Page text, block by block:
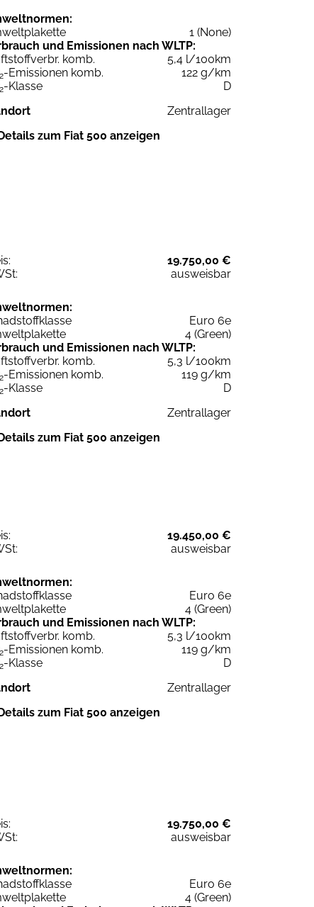
1 (None)
und Emissionen nach WLTP:
komb.
5,4 l/100km
2-Emissionen komb.
122 g/km
2-Klasse
D
Zentrallager
zum Fiat 500 anzeigen
19.750,00 €
ausweisbar
Euro 6e
4 (Green)
und Emissionen nach WLTP:
komb.
5,3 l/100km
2-Emissionen komb.
119 g/km
2-Klasse
D
Zentrallager
zum Fiat 500 anzeigen
19.450,00 €
ausweisbar
Euro 6e
4 (Green)
und Emissionen nach WLTP:
komb.
5,3 l/100km
2-Emissionen komb.
119 g/km
2-Klasse
D
Zentrallager
zum Fiat 500 anzeigen
19.750,00 €
ausweisbar
Euro 6e
4 (Green)